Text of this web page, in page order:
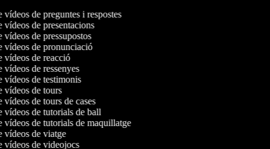
vídeos de preguntes i respostes
vídeos de presentacions
vídeos de pressupostos
vídeos de pronunciació
vídeos de reacció
vídeos de ressenyes
vídeos de testimonis
vídeos de tours
vídeos de tours de cases
vídeos de tutorials de ball
vídeos de tutorials de maquillatge
vídeos de viatge
vídeos de videojocs